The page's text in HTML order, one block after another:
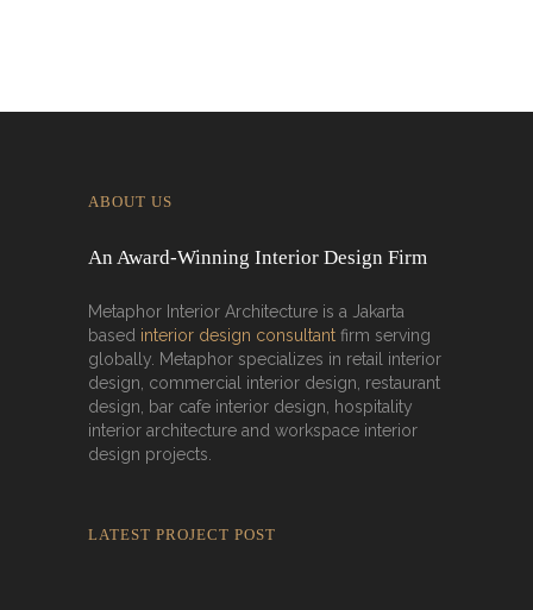
ABOUT US
An Award-Winning Interior Design Firm
Metaphor Interior Architecture is a Jakarta
based interior design consultant firm serving
globally. Metaphor specializes in retail interior
design, commercial interior design, restaurant
design, bar cafe interior design, hospitality
interior architecture and workspace interior
design projects.
LATEST PROJECT POST